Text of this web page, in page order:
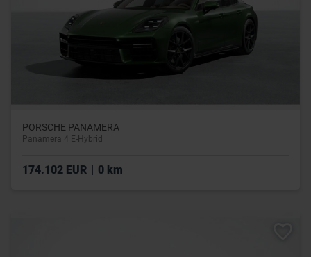
PORSCHE PANAMERA
Panamera 4 E-Hybrid
174.102 EUR | 0 km